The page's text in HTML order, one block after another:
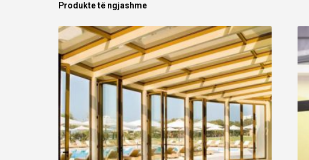
Produkte të ngjashme